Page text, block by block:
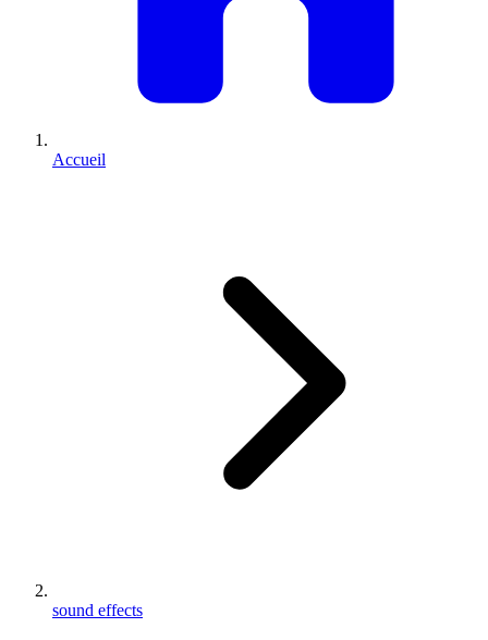
Accueil
sound effects